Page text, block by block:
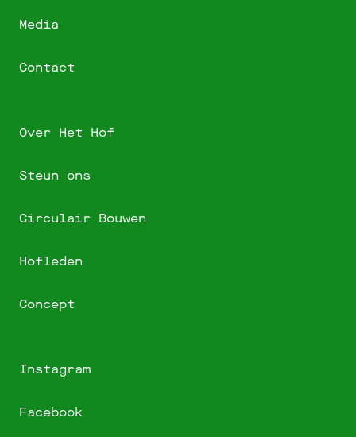
Media
Contact
Over Het Hof
Steun ons
Circulair Bouwen
Hofleden
Concept
Instagram
Facebook